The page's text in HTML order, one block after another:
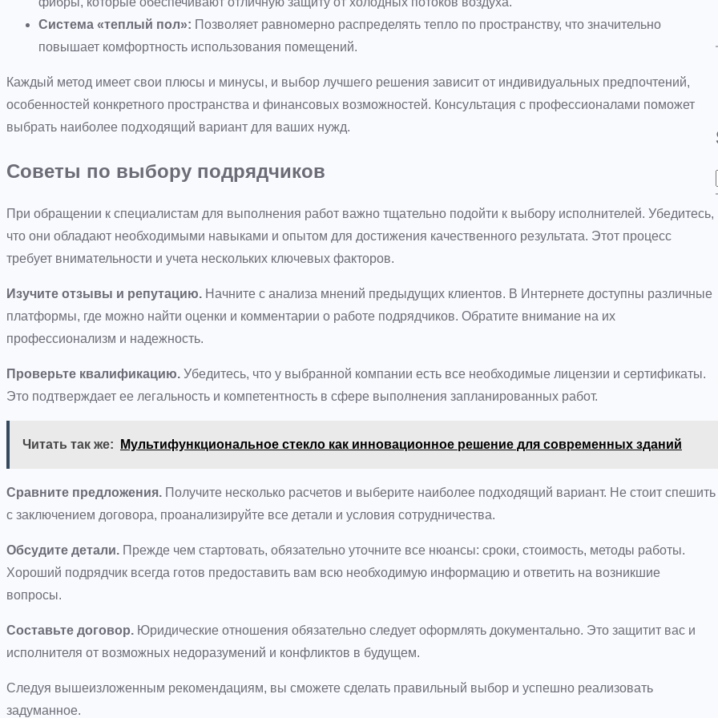
Система «теплый пол»: Позволяет равномерно распределять тепло по пространству, что значительно
повышает комфортность использования помещений.
Каждый метод имеет свои плюсы и минусы, и выбор лучшего решения зависит от индивидуальных предпочтений,
особенностей конкретного пространства и финансовых возможностей. Консультация с профессионалами поможет
выбрать наиболее подходящий вариант для ваших нужд.
Советы по выбору подрядчиков
При обращении к специалистам для выполнения работ важно тщательно подойти к выбору исполнителей. Убедитесь,
что они обладают необходимыми навыками и опытом для достижения качественного результата. Этот процесс
требует внимательности и учета нескольких ключевых факторов.
Изучите отзывы и репутацию. Начните с анализа мнений предыдущих клиентов. В Интернете доступны различные
платформы, где можно найти оценки и комментарии о работе подрядчиков. Обратите внимание на их
профессионализм и надежность.
Проверьте квалификацию. Убедитесь, что у выбранной компании есть все необходимые лицензии и сертификаты.
Это подтверждает ее легальность и компетентность в сфере выполнения запланированных работ.
Читать так же: Мультифункциональное стекло как инновационное решение для современных зданий
Сравните предложения. Получите несколько расчетов и выберите наиболее подходящий вариант. Не стоит спешить
с заключением договора, проанализируйте все детали и условия сотрудничества.
Обсудите детали. Прежде чем стартовать, обязательно уточните все нюансы: сроки, стоимость, методы работы.
Хороший подрядчик всегда готов предоставить вам всю необходимую информацию и ответить на возникшие
вопросы.
Составьте договор. Юридические отношения обязательно следует оформлять документально. Это защитит вас и
исполнителя от возможных недоразумений и конфликтов в будущем.
Следуя вышеизложенным рекомендациям, вы сможете сделать правильный выбор и успешно реализовать
задуманное.